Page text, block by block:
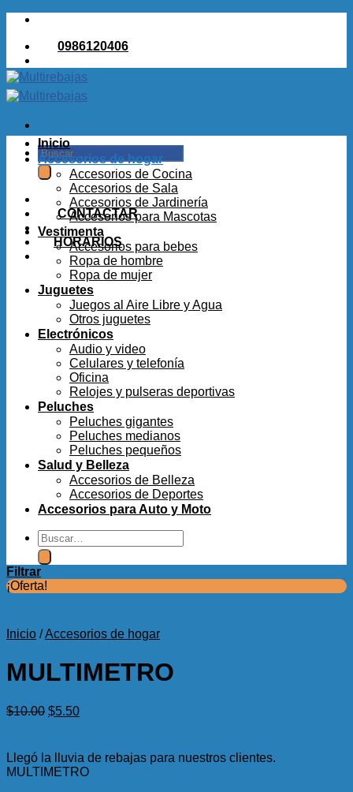
Saltar
contenido0986120406
Buscar
por:
CONTACTAR
HORARIOS
Inicio
Accesorios de hogar
Accesorios de Cocina
Accesorios de Sala
Accesorios de Jardinería
Accesorios para Mascotas
Vestimenta
Accesorios para bebes
Ropa de hombre
Ropa de mujer
Juguetes
Juegos al Aire Libre y Agua
Otros juguetes
Electrónicos
Audio y video
Celulares y telefonía
Oficina
Relojes y pulseras deportivas
Peluches
Peluches gigantes
Peluches medianos
Peluches pequeños
Salud y Belleza
Accesorios de Belleza
Accesorios de Deportes
Accesorios para Auto y Moto
Buscar
por:
Filtrar
¡Oferta!
Inicio /Accesorios de hogar
MULTIMETRO
$10.00 El
era:
$10.00.
$5.50El
es:
$5.50.
Llegó la lluvia de rebajas para nuestros clientes.
MULTIMETRO